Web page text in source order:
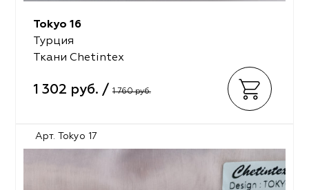
Tokyo 16
Турция
Ткани Chetintex
1 302 руб. / 1 760 руб.
Арт. Tokyo 17